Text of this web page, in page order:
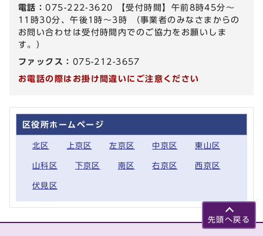
電話：075-222-3620 【受付時間】午前8時45分～
11時30分、午後1時～3時 （事業者のみなさまからの
お問い合わせは受付時間内でのご協力をお願いしま
す。）
ファックス： 075-212-3657
お電話の際はお掛け間違いにご注意ください
区役所ホームページ
北区 上京区 左京区 中京区 東山区
山科区 下京区 南区 右京区 西京区
伏見区
先頭へ戻る